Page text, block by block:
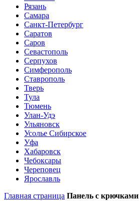
Рязань
Самара
Санкт-Петербург
Саратов
Саров
Севастополь
Серпухов
Симферополь
Ставрополь
Тверь
Тула
Тюмень
Улан-Удэ
Ульяновск
Усолье Сибирское
Уфа
Хабаровск
Чебоксары
Череповец
Ярославль
Главная страница Панель с крючками